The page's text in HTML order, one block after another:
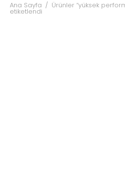
Ana Sayfa / Ürünler “yüksek
etiketlendi